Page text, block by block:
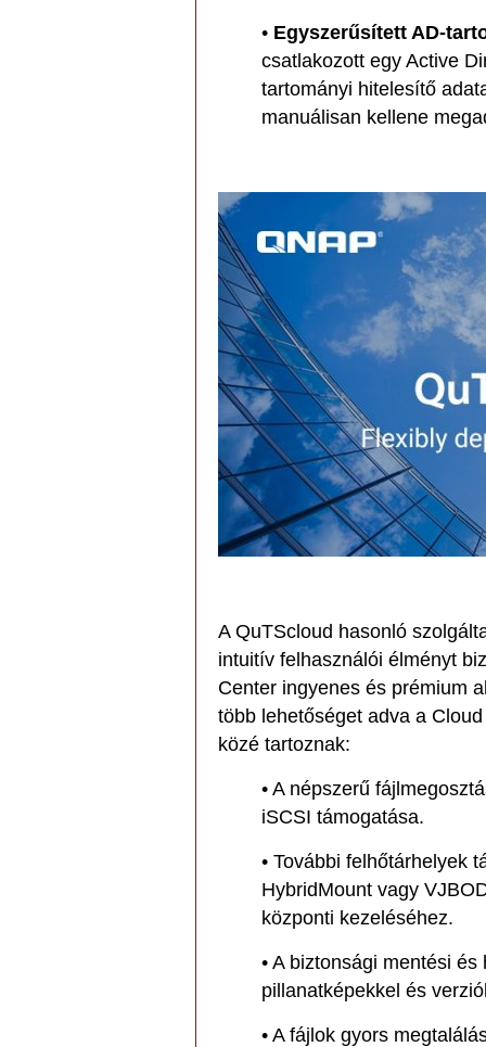
• Egyszerűsített AD-
csatlakozott egy Active
tartományi hitelesítő
manuálisan kellene
A QuTScloud hasonló
intuitív felhasználói élményt
Center ingyenes és prémium
több lehetőséget adva a
közé tartoznak:
• A népszerű
iSCSI támogatása.
• További felhőtárhelyek
HybridMount vagy
központi kezeléséhez.
• A biztonsági mentési
pillanatképekkel és
• A fájlok gyors